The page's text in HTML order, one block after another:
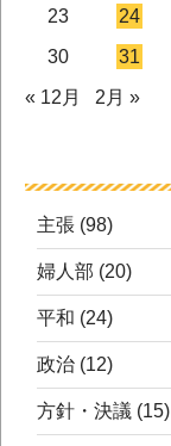
23
24
30
31
« 12月
2月 »
主張 (98)
婦人部 (20)
平和 (24)
政治 (12)
方針・決議 (15)